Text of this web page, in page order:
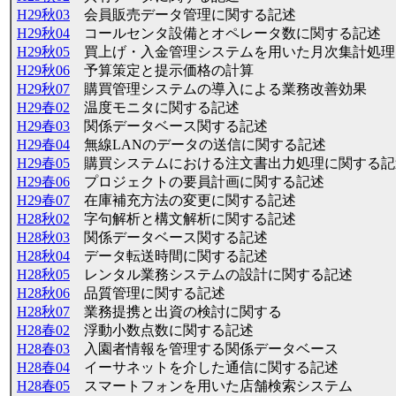
H29秋03 会員販売データ管理に関する記述
H29秋04 コールセンタ設備とオペレータ数に関する記述
H29秋05 買上げ・入金管理システムを用いた月次集計処理
H29秋06 予算策定と提示価格の計算
H29秋07 購買管理システムの導入による業務改善効果
H29春02 温度モニタに関する記述
H29春03 関係データベース関する記述
H29春04 無線LANのデータの送信に関する記述
H29春05 購買システムにおける注文書出力処理に関する
H29春06 プロジェクトの要員計画に関する記述
H29春07 在庫補充方法の変更に関する記述
H28秋02 字句解析と構文解析に関する記述
H28秋03 関係データベース関する記述
H28秋04 データ転送時間に関する記述
H28秋05 レンタル業務システムの設計に関する記述
H28秋06 品質管理に関する記述
H28秋07 業務提携と出資の検討に関する
H28春02 浮動小数点数に関する記述
H28春03 入園者情報を管理する関係データベース
H28春04 イーサネットを介した通信に関する記述
H28春05 スマートフォンを用いた店舗検索システム